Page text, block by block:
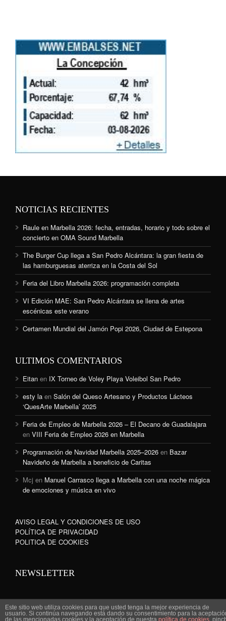
NOTICIAS RECIENTES
Raule en Marbella 2026: fecha, entradas, horario y todo sobre el
concierto en OMA Sound Marbella
The Burger Cup llega a San Pedro Alcántara: la gran fiesta de
las hamburguesas aterriza en la Costa del Sol
Feria del Libro Marbella 2026: programación completa
VI Edición MAE: San Pedro Alcántara se llena de artes
escénicas este verano
Certamen Mundial del Jamón Popi 2026, Ciudad de Estepona
ULTIMOS COMENTARIOS
Eitan en IX Torneo de Voley Playa Voleibol San Pedro
esty la en Salón del Queso Artesano y Productos Lácteos
‘QuesArte Marbella’ 2025
Feria de Empleo de Marbella 2026 – El Decano de Guadalajara
en VIII Feria de Empleo 2026 en Marbella
Programación de Navidad Marbella 2025–2026 en Bazar
Navideño de Marbella a beneficio de Caritas
Mcj en Manuel Carrasco llega a Marbella con una noche mágica
de emociones y música en vivo
AVISO LEGAL Y CONDICIONES DE USO
POLÍTICA DE PRIVACIDAD
POLITICA DE COOKIES
NEWSLETTER
Este sitio web utiliza cookies para que usted tenga la mejor experiencia de
usuario. Si continúa navegando está dando su consentimiento para la
de las mencionadas cookies y la aceptación de nuestra política de cookies ,